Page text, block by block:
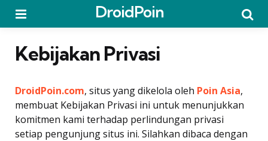
DroidPoin
Kebijakan Privasi
DroidPoin.com, situs yang dikelola oleh Poin Asia,
membuat Kebijakan Privasi ini untuk menunjukkan
komitmen kami terhadap perlindungan privasi
setiap pengunjung situs ini. Silahkan dibaca dengan